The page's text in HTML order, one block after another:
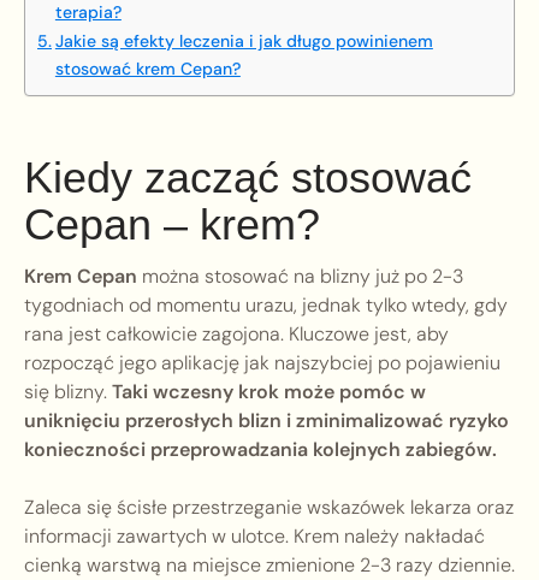
terapia?
Jakie są efekty leczenia i jak długo powinienem
stosować krem Cepan?
Kiedy zacząć stosować
Cepan – krem?
Krem Cepan można stosować na blizny już po 2-3
tygodniach od momentu urazu, jednak tylko wtedy, gdy
rana jest całkowicie zagojona. Kluczowe jest, aby
rozpocząć jego aplikację jak najszybciej po pojawieniu
się blizny.Taki wczesny krok może pomóc w
uniknięciu przerosłych blizn i zminimalizować ryzyko
konieczności przeprowadzania kolejnych zabiegów.
Zaleca się ścisłe przestrzeganie wskazówek lekarza oraz
informacji zawartych w ulotce. Krem należy nakładać
cienką warstwą na miejsce zmienione 2-3 razy dziennie.